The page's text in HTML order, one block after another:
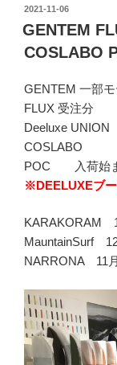
投
稿
日:
2021-11-06
GENTEM
COSLABO
GENTEM 一部
FLUX 受注分
Deeluxe UNION
COSLABO
POC 入荷始
※DEELUXEブ
KARAKORAM
MauntainSurf
NARRONA 11